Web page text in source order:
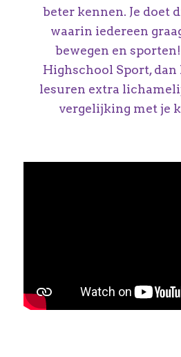
beter kennen. Je doet
waarin iedereen
bewegen en
Highschool Sport, dan
lesuren extra
vergelijking met je